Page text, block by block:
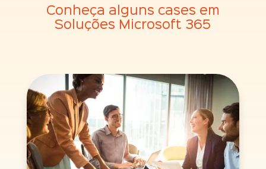
Conheça alguns cases em
Soluções Microsoft 365